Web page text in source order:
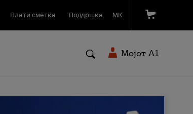
Плати сметка Поддршка МК
Мојот A1